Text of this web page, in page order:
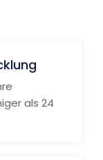
als 24